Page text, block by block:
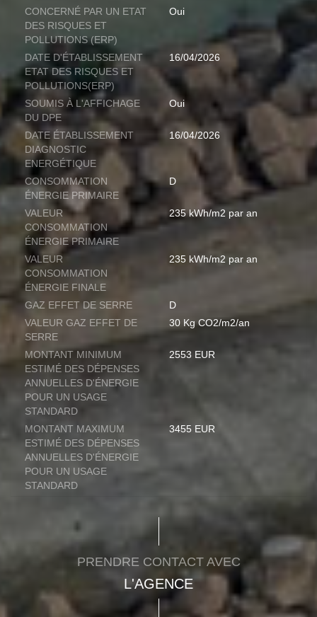
CONCERNÉ PAR UN ETAT
DES RISQUES ET
POLLUTIONS (ERP)
Oui
DATE D'ÉTABLISSEMENT
ETAT DES RISQUES ET
POLLUTIONS(ERP)
16/04/2026
SOUMIS À L'AFFICHAGE
DU DPE
Oui
DATE ÉTABLISSEMENT
DIAGNOSTIC
ENERGÉTIQUE
16/04/2026
CONSOMMATION
ÉNERGIE PRIMAIRE
D
VALEUR
CONSOMMATION
ÉNERGIE PRIMAIRE
235 kWh/m2 par an
VALEUR
CONSOMMATION
ÉNERGIE FINALE
235 kWh/m2 par an
GAZ EFFET DE SERRE
D
VALEUR GAZ EFFET DE
SERRE
30 Kg CO2/m2/an
MONTANT MINIMUM
ESTIMÉ DES DÉPENSES
ANNUELLES D'ÉNERGIE
POUR UN USAGE
STANDARD
2553 EUR
MONTANT MAXIMUM
ESTIMÉ DES DÉPENSES
ANNUELLES D'ÉNERGIE
POUR UN USAGE
STANDARD
3455 EUR
PRENDRE CONTACT AVEC
L'AGENCE